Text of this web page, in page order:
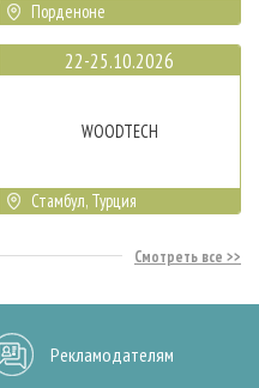
Порденоне
22-25.10.2026
WOODTECH
Стамбул, Турция
Смотреть все
Рекламодателям